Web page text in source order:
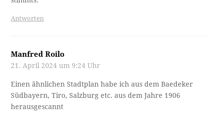
Antworten
Manfred Roilo
21. April 2024 um 9:24 Uhr
Einen ähnlichen Stadtplan habe ich aus dem Baedeker
Südbayern, Tiro, Salzburg etc. aus dem Jahre 1906
herausgescannt